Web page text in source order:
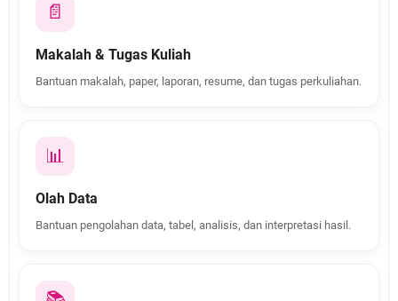
📄
Makalah & Tugas Kuliah
Bantuan makalah, paper, laporan, resume, dan tugas perkuliahan.
📊
Olah Data
Bantuan pengolahan data, tabel, analisis, dan interpretasi hasil.